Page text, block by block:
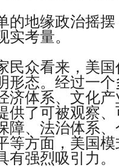
的地缘政治摇
实考量。
民众看来，美
形态。经过一
济体系、文化
供了可被观察
障、法治体系
等方面，美国
有强烈吸引力。